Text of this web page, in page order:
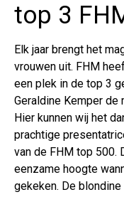
top 3
Elk jaar brengt het
vrouwen uit. FHM
een plek in de top 3
Geraldine Kemper
Hier kunnen wij het
prachtige
van de FHM top 500.
eenzame hoogte
gekeken. De